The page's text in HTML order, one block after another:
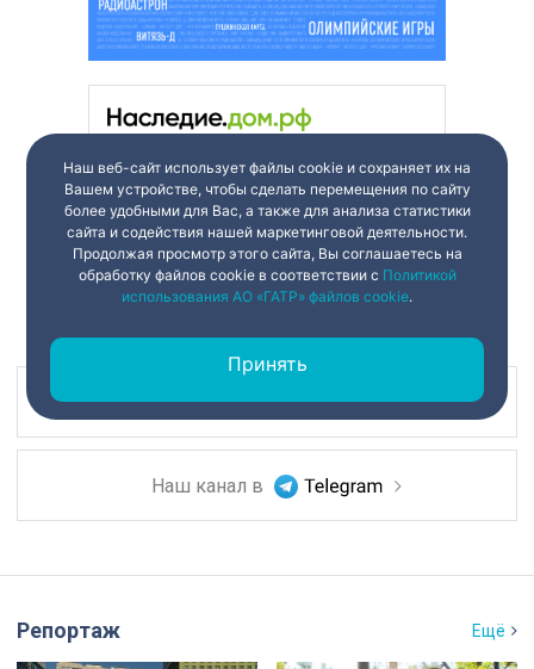
Наш канал в
Наш канал в
Репортаж Ещё
Наш веб-сайт использует файлы cookie и сохраняет их на
Вашем устройстве, чтобы сделать перемещения по сайту
более удобными для Вас, а также для анализа статистики
сайта и содействия нашей маркетинговой деятельности.
Продолжая просмотр этого сайта, Вы соглашаетесь на
обработку файлов cookie в соответствии с Политикой
использования АО «ГАТР» файлов cookie.
Принять